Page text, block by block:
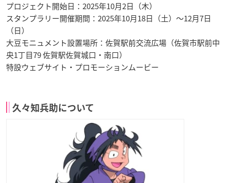
プロジェクト開始日：2025年10月2日（木）
スタンプラリー開催期間：2025年10月18日（土）〜12月7日
（日）
大豆モニュメント設置場所：佐賀駅前交流広場（佐賀市駅前中
央1丁目79 佐賀駅佐賀城口・南口）
特設ウェブサイト・プロモーションムービー
久々知兵助について